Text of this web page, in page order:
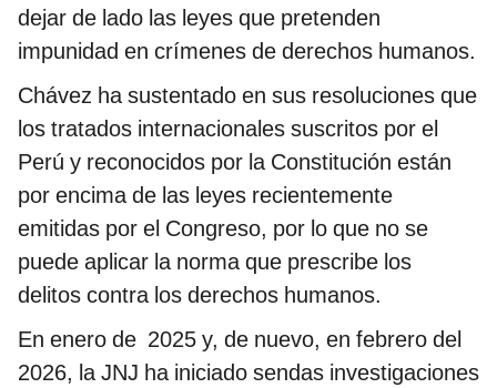
dejar de lado las leyes que pretenden
impunidad en crímenes de derechos humanos.
Chávez ha sustentado en sus resoluciones que
los tratados internacionales suscritos por el
Perú y reconocidos por la Constitución están
por encima de las leyes recientemente
emitidas por el Congreso, por lo que no se
puede aplicar la norma que prescribe los
delitos contra los derechos humanos.
En enero de 2025 y, de nuevo, en febrero del
2026, la JNJ ha iniciado sendas investigaciones